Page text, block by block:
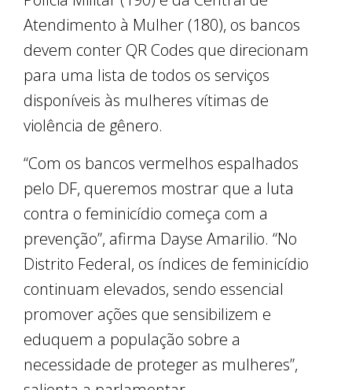
Atendimento à Mulher (180), os bancos
devem conter QR Codes que direcionam
para uma lista de todos os serviços
disponíveis às mulheres vítimas de
violência de gênero.
“Com os bancos vermelhos espalhados
pelo DF, queremos mostrar que a luta
contra o feminicídio começa com a
prevenção”, afirma Dayse Amarilio. “No
Distrito Federal, os índices de feminicídio
continuam elevados, sendo essencial
promover ações que sensibilizem e
eduquem a população sobre a
necessidade de proteger as mulheres”,